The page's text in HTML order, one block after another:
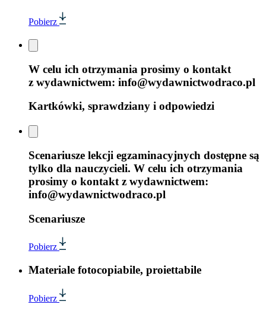
Pobierz
W celu ich otrzymania prosimy o kontakt
z wydawnictwem: info@wydawnictwodraco.pl
Kartkówki, sprawdziany i odpowiedzi
Scenariusze lekcji egzaminacyjnych dostępne są
tylko dla nauczycieli. W celu ich otrzymania
prosimy o kontakt z wydawnictwem:
info@wydawnictwodraco.pl
Scenariusze
Pobierz
Materiale fotocopiabile, proiettabile
Pobierz